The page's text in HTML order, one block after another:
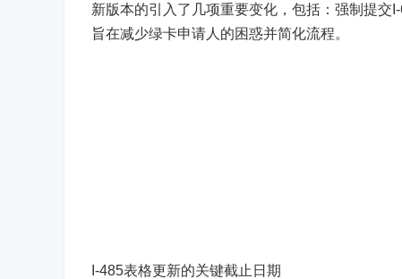
新版本的引入了几项重要变化，包括：强制提交
旨在减少绿卡申请人的困惑并简化流程。
I-485表格更新的关键截止日期